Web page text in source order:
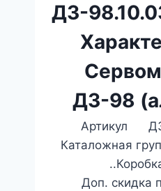
ДЗ-
ДЗ-98
Артикул
Каталожная
Доп. скидка